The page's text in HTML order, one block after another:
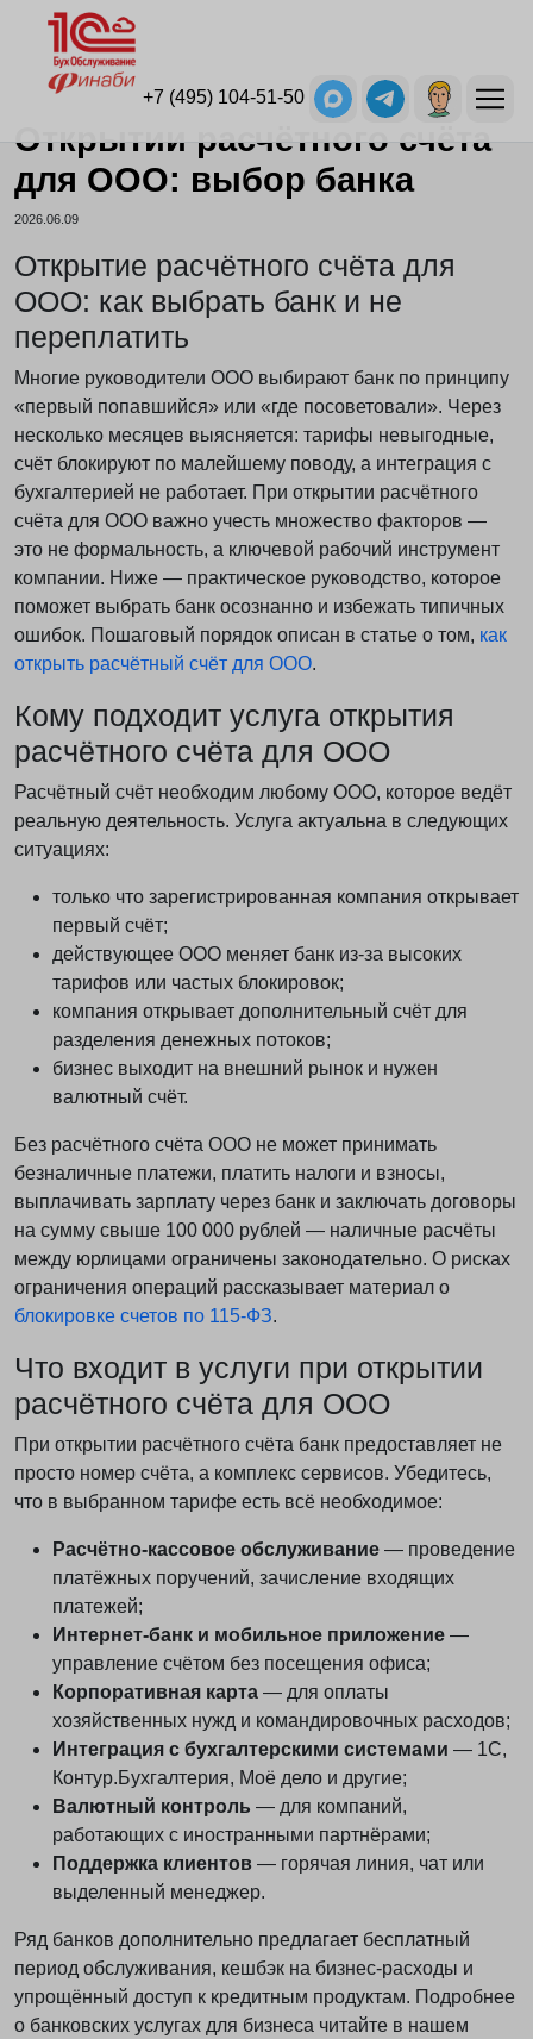
+7 (495) 104-51-50
Открытии расчётного счёта
для ООО: выбор банка
2026.06.09
Открытие расчётного счёта для
ООО: как выбрать банк и не
переплатить
Многие руководители ООО выбирают банк по принципу
«первый попавшийся» или «где посоветовали». Через
несколько месяцев выясняется: тарифы невыгодные,
счёт блокируют по малейшему поводу, а интеграция с
бухгалтерией не работает. При открытии расчётного
счёта для ООО важно учесть множество факторов —
это не формальность, а ключевой рабочий инструмент
компании. Ниже — практическое руководство, которое
поможет выбрать банк осознанно и избежать типичных
ошибок. Пошаговый порядок описан в статье о том, как
открыть расчётный счёт для ООО.
Кому подходит услуга открытия
расчётного счёта для ООО
Расчётный счёт необходим любому ООО, которое ведёт
реальную деятельность. Услуга актуальна в следующих
ситуациях:
только что зарегистрированная компания открывает
первый счёт;
действующее ООО меняет банк из-за высоких
тарифов или частых блокировок;
компания открывает дополнительный счёт для
разделения денежных потоков;
бизнес выходит на внешний рынок и нужен
валютный счёт.
Без расчётного счёта ООО не может принимать
безналичные платежи, платить налоги и взносы,
выплачивать зарплату через банк и заключать договоры
на сумму свыше 100 000 рублей — наличные расчёты
между юрлицами ограничены законодательно. О рисках
ограничения операций рассказывает материал о
блокировке счетов по 115-ФЗ.
Что входит в услуги при открытии
расчётного счёта для ООО
При открытии расчётного счёта банк предоставляет не
просто номер счёта, а комплекс сервисов. Убедитесь,
что в выбранном тарифе есть всё необходимое:
Расчётно-кассовое обслуживание — проведение
платёжных поручений, зачисление входящих
платежей;
Интернет-банк и мобильное приложение —
управление счётом без посещения офиса;
Корпоративная карта — для оплаты
хозяйственных нужд и командировочных расходов;
Интеграция с бухгалтерскими системами — 1С,
Контур.Бухгалтерия, Моё дело и другие;
Валютный контроль — для компаний,
работающих с иностранными партнёрами;
Поддержка клиентов — горячая линия, чат или
выделенный менеджер.
Ряд банков дополнительно предлагает бесплатный
период обслуживания, кешбэк на бизнес-расходы и
упрощённый доступ к кредитным продуктам. Подробнее
о банковских услугах для бизнеса читайте в нашем